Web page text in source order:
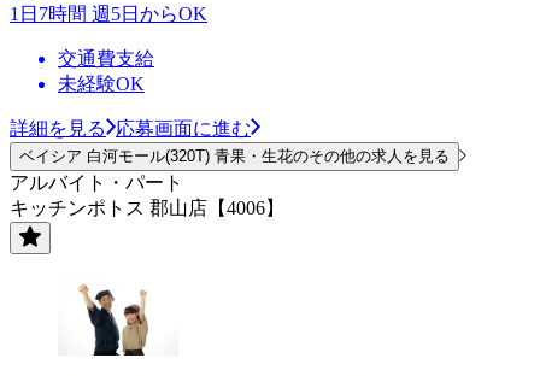
1日7時間 週5日からOK
交通費支給
未経験OK
詳細を見る 応募画面に進む
ベイシア 白河モール(320T) 青果・生花のその他の求人を見る
アルバイト・パート
キッチンポトス 郡山店【4006】